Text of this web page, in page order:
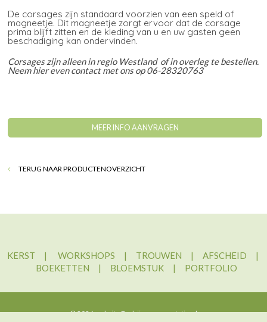
De corsages zijn standaard voorzien van een speld of
magneetje. Dit magneetje zorgt ervoor dat de corsage
prima blijft zitten en de kleding van u en uw gasten geen
beschadiging kan ondervinden.
Corsages zijn alleen in regio Westland of in overleg te bestellen.
Neem hier even contact met ons op 06-28320763
MEER INFO AANVRAGEN
TERUG NAAR PRODUCTENOVERZICHT
KERST | WORKSHOPS | TROUWEN | AFSCHEID |
BOEKETTEN | BLOEMSTUK| PORTFOLIO
© 2026 websiteBedrijvenpresentatie.nl